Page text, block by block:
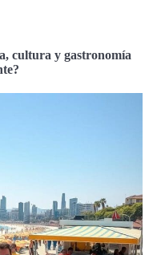
cultura y gastronomía